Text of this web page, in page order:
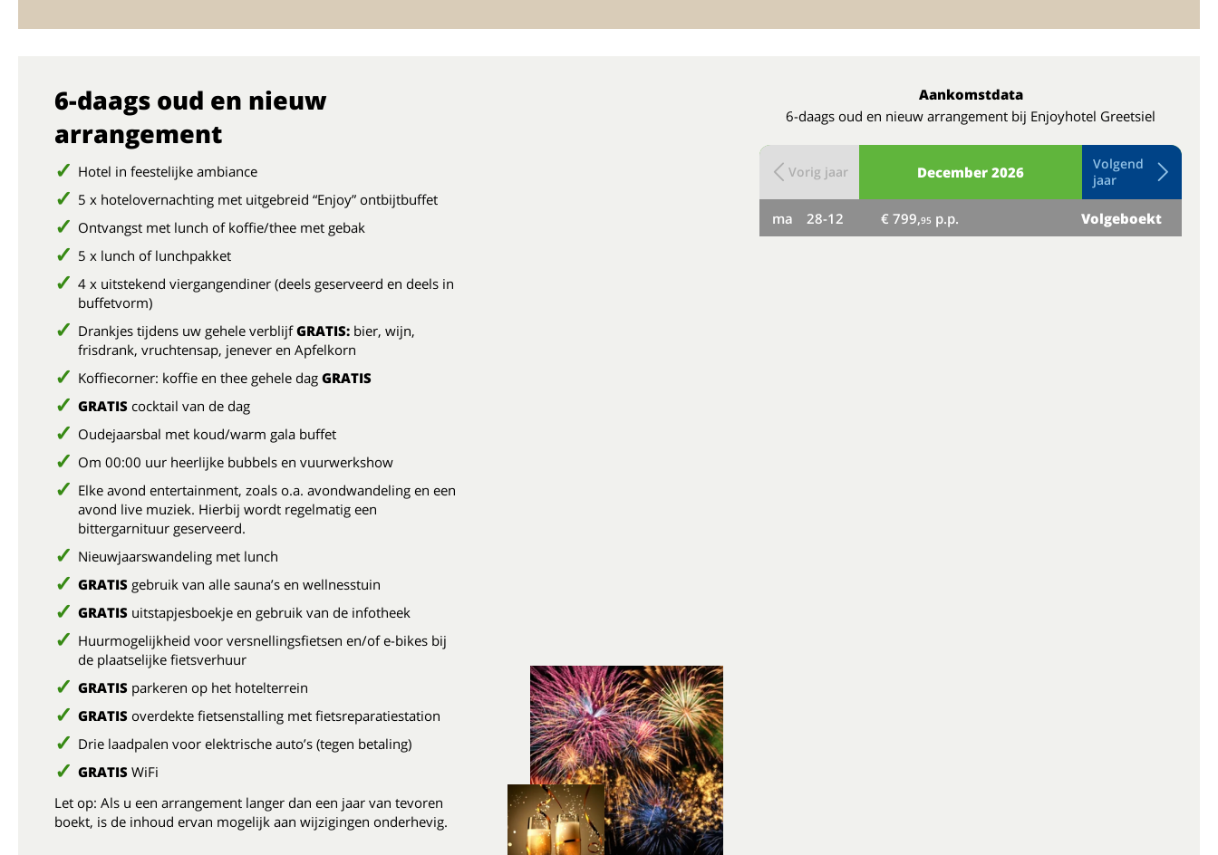
6-daags oud en nieuw
arrangement
Hotel in feestelijke ambiance
5 x hotelovernachting met uitgebreid “Enjoy” ontbijtbuffet
Ontvangst met lunch of koffie/thee met gebak
5 x lunch of lunchpakket
4 x uitstekend viergangendiner (deels geserveerd en deels in
buffetvorm)
Drankjes tijdens uw gehele verblijfGRATIS: bier, wijn,
frisdrank, vruchtensap, jenever en Apfelkorn
Koffiecorner: koffie en thee gehele dag GRATIS
GRATIS cocktail van de dag
Oudejaarsbal met koud/warm gala buffet
Om 00:00 uur heerlijke bubbels en vuurwerkshow
Elke avond entertainment, zoals o.a. avondwandeling en een
avond live muziek. Hierbij wordt regelmatig een
bittergarnituur geserveerd.
Nieuwjaarswandeling met lunch
GRATIS gebruik van alle sauna’s en wellnesstuin
GRATIS uitstapjesboekje en gebruik van de infotheek
Huurmogelijkheid voor versnellingsfietsen en/of e-bikes bij
de plaatselijke fietsverhuur
GRATIS parkeren op het hotelterrein
GRATIS overdekte fietsenstalling met fietsreparatiestation
Drie laadpalen voor elektrische auto’s (tegen betaling)
GRATIS WiFi
Let op: Als u een arrangement langer dan een jaar van tevoren
boekt, is de inhoud ervan mogelijk aan wijzigingen onderhevig.
Aankomstdata
6-daags oud en nieuw arrangement bij Enjoyhotel Greetsiel
December 2026
Vorig jaar
Volgend
jaar
ma 28-12 € 799,95 p.p. Volgeboekt